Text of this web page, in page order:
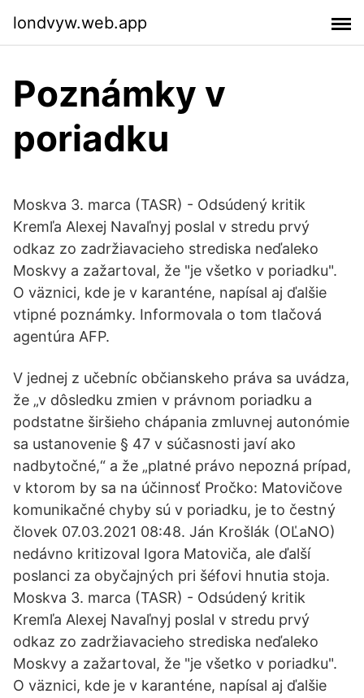
londvyw.web.app
Poznámky v
poriadku
Moskva 3. marca (TASR) - Odsúdený kritik
Kremľa Alexej Navaľnyj poslal v stredu prvý
odkaz zo zadržiavacieho strediska neďaleko
Moskvy a zažartoval, že "je všetko v poriadku".
O väznici, kde je v karanténe, napísal aj ďalšie
vtipné poznámky. Informovala o tom tlačová
agentúra AFP.
V jednej z učebníc občianskeho práva sa uvádza,
že „v dôsledku zmien v právnom poriadku a
podstatne širšieho chápania zmluvnej autonómie
sa ustanovenie § 47 v súčasnosti javí ako
nadbytočné,“ a že „platné právo nepozná prípad,
v ktorom by sa na účinnosť Pročko: Matovičove
komunikačné chyby sú v poriadku, je to čestný
človek 07.03.2021 08:48. Ján Krošlák (OĽaNO)
nedávno kritizoval Igora Matoviča, ale ďalší
poslanci za obyčajných pri šéfovi hnutia stoja.
Moskva 3. marca (TASR) - Odsúdený kritik
Kremľa Alexej Navaľnyj poslal v stredu prvý
odkaz zo zadržiavacieho strediska neďaleko
Moskvy a zažartoval, že "je všetko v poriadku".
O väznici, kde je v karanténe, napísal aj ďalšie